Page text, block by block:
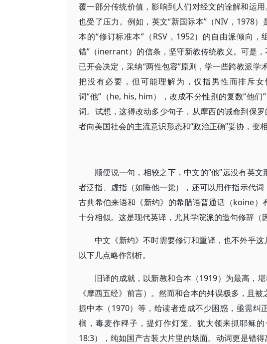
覆一部分传统价值，影响到人们对经文的诠解和运
也受了压力。例如，英文“新国际本”（NIV，1978
本的“修订标准本”（RSV，1952）的自由派倾向
错”（inerrant）的信条，坚守新教传统教义。可是
已开会决定，采纳“两性包容”原则，学一些跨教派学
把没有必要，但可能理解为，仅指男性而排斥
词“他”（he, his, him），改成不分性别的复数“他
词。试想，这得改动多少句子，从摩西的诫命到保
者向美国社会的主流意识形态和“政治正确”妥协，变
顺便说一句，相较之下，中文的“他”远没有英
者泛指、虚指（如睡他一觉），还可以用作指示代
古典希伯来语和《新约》的希腊语普通话（koine
十分相似。这是现代英译，尤其学院派的造句修辞（
中文《新约》不时需要修订和重译，也不外乎
以下几点略作剖析。
旧译的成就，以新教和合本（1919）为最高，
《摩西五经》前言）。然而和合本的舛误极多，且
振中本（1970）等，给读者造成不少困惑，亟需
榈，毒麦作稗子，提灯作灯笼。犹大领来抓耶稣
18:3），纯如国产古装大片里的场面。动词更是错